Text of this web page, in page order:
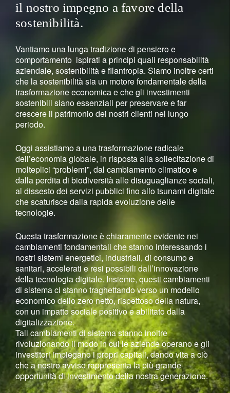
il nostro impegno a favore della
sostenibilità.
Vantiamo una lunga tradizione di pensiero e
comportamento ispirati a principi quali responsabilità
aziendale, sostenibilità e filantropia. Siamo inoltre certi
che la sostenibilità sia un motore fondamentale della
trasformazione economica e che gli investimenti
sostenibili siano essenziali per preservare e far
crescere il patrimonio dei nostri clienti nel lungo
periodo.
Oggi assistiamo a una trasformazione radicale
dell’economia globale, in risposta alla sollecitazione di
molteplici “problemi”, dal cambiamento climatico e
dalla perdita di biodiversità alle disuguaglianze sociali,
al dissesto dei servizi pubblici fino allo tsunami digitale
che scaturisce dalla rapida evoluzione delle
tecnologie.
Questa trasformazione è chiaramente evidente nei
cambiamenti fondamentali che stanno interessando i
nostri sistemi energetici, industriali, di consumo e
sanitari, accelerati e resi possibili dall’innovazione
della tecnologia digitale. Insieme, questi cambiamenti
di sistema ci stanno traghettando verso un modello
economico dello zero netto, rispettoso della natura,
con un impatto sociale positivo e abilitato dalla
digitalizzazione.
Tali cambiamenti di sistema stanno inoltre
rivoluzionando il modo in cui le aziende operano e gli
investitori impiegano i propri capitali, dando vita a ciò
che a nostro avviso rappresenta la più grande
opportunità di investimento della nostra generazione.